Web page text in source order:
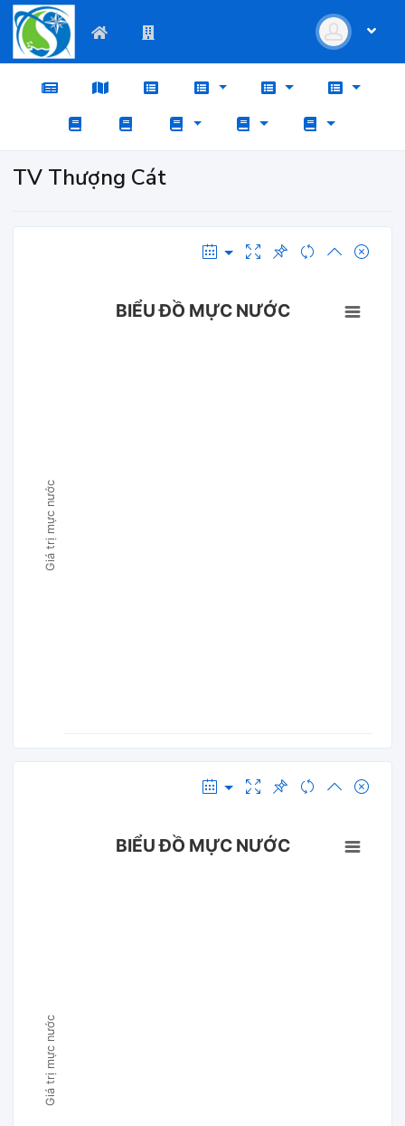
TV Thượng Cát
Giá trị mực nước
BIỂU ĐỒ MỰC NƯỚC
Giá trị mực nước
BIỂU ĐỒ MỰC NƯỚC